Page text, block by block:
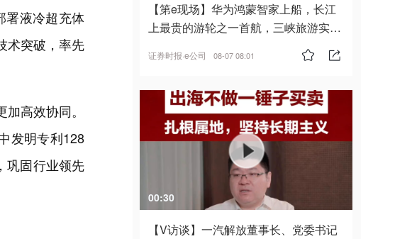
署液冷超充体
术突破，率先
高效协同。
发明专利128
巩固行业领先
【第e现场】华为鸿蒙智家上船，长江
上最贵的游轮之一首航，三峡旅游实
证券时报·e公司 08-07 08:01
00:30
【V访谈】一汽解放董事长、党委书记